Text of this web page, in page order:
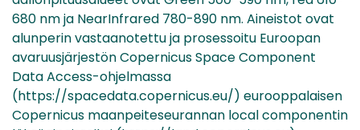
680 nm ja NearInfrared 780-890 nm. Aineistot ovat
alunperin vastaanotettu ja prosessoitu Euroopan
avaruusjärjestön Copernicus Space Component
Data Access-ohjelmassa
(https://spacedata.copernicus.eu/) eurooppalaisen
Copernicus maanpeiteseurannan local componentin